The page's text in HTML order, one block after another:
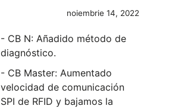
noiembrie 14, 2022
- CB N: Añadido método de
diagnóstico.
- CB Master: Aumentado
velocidad de comunicación
SPI de RFID y bajamos la